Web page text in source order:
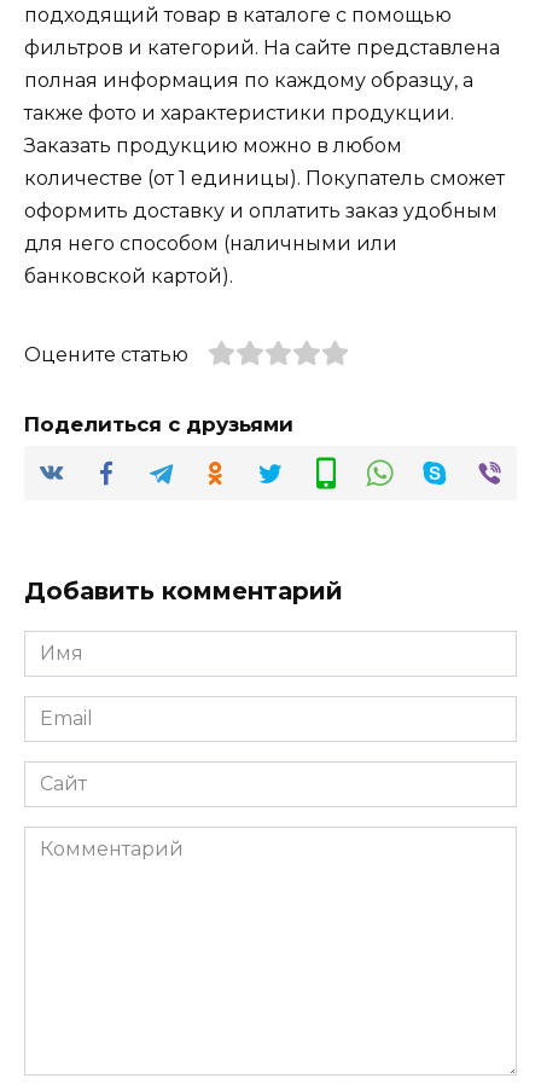
подходящий товар в каталоге с помощью
фильтров и категорий. На сайте представлена
полная информация по каждому образцу, а
также фото и характеристики продукции.
Заказать продукцию можно в любом
количестве (от 1 единицы). Покупатель сможет
оформить доставку и оплатить заказ удобным
для него способом (наличными или
банковской картой).
Оцените статью
Поделиться с друзьями
Добавить комментарий
Имя
*
Email
*
Сайт
Комментарий